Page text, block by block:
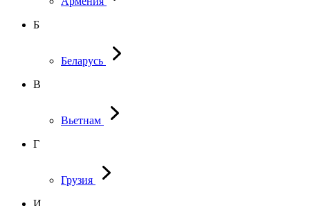
Б
Беларусь
В
Вьетнам
Г
Грузия